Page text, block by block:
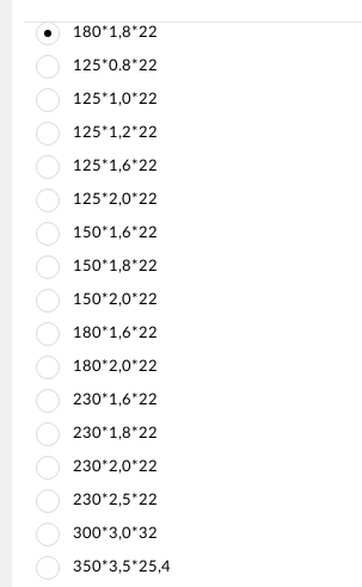
180*1,8*22
125*0.8*22
125*1,0*22
125*1,2*22
125*1,6*22
125*2,0*22
150*1,6*22
150*1,8*22
150*2,0*22
180*1,6*22
180*2,0*22
230*1,6*22
230*1,8*22
230*2,0*22
230*2,5*22
300*3,0*32
350*3,5*25,4